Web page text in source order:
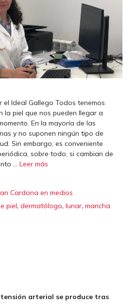
el Ideal Gallego Todos tenemos
la piel que nos pueden llegar a
En la mayoría de las
y no suponen ningún tipo de
Sin embargo, es conveniente
sobre todo, si cambian de
… Leer más
Cardona en medios
piel,dermatólogo,lunar,mancha
arterial se produce tras